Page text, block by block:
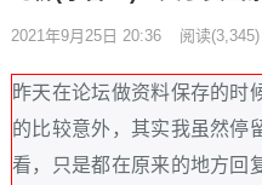
2021年9月25日 20:36 阅读(3,345)
昨天在论坛做资料保存的时
的比较意外，其实我虽然停
看，只是都在原来的地方回